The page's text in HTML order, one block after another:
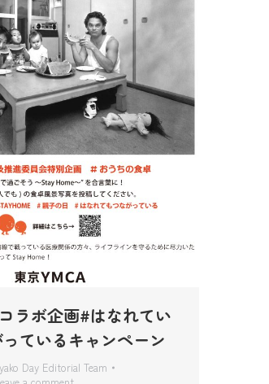
ラボ企画#はなれてい
ているキャンペーン
Day Editorial Team